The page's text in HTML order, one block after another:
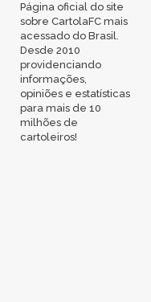
Página oficial do site
sobre CartolaFC mais
acessado do Brasil.
Desde 2010
providenciando
informações,
opiniões e estatísticas
para mais de 10
milhões de
cartoleiros!